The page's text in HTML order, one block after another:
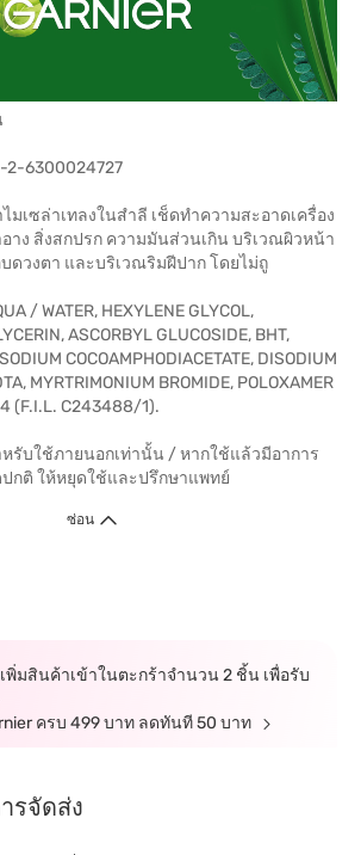
2-6300024727
มเซล่าเทลงในสำลี เช็ดทำความสะอาดเครื่อง
าง สิ่งสกปรก ความมันส่วนเกิน บริเวณผิวหน้า
ดวงตา และบริเวณริมฝีปาก โดยไม่ถู
/ WATER, HEXYLENE GLYCOL,
ASCORBYL GLUCOSIDE, BHT,
COCOAMPHODIACETATE, DISODIUM
MYRTRIMONIUM BROMIDE, POLOXAMER
(F.I.L. C243488/1).
รับใช้ภายนอกเท่านั้น / หากใช้แล้วมีอาการ
กติ ให้หยุดใช้และปรึกษาแพทย์
ซ่อน
พิ่มสินค้าเข้าในตะกร้าจำนวน 2 ชิ้น เพื่อรับ
ครบ 499 บาท ลดทันที 50 บาท
รจัดส่ง